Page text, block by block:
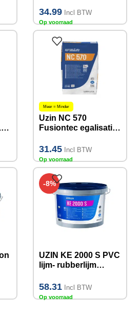
tot 100mm
34.99 Incl BTW
Op voorraad
Meer = Minder
Uzin NC 570
Fusiontec egalisatie
20mm
31.45 Incl BTW
Op voorraad
-8%
UZIN KE 2000 S PVC
lijm- rubberlijm
58.31 Incl BTW
Op voorraad